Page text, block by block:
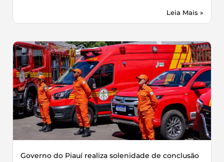
Leia Mais »
Governo do Piauí realiza solenidade de conclusão